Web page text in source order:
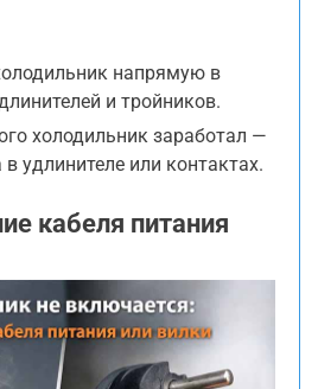
напрямую в
и тройников.
холодильник заработал —
удлинителе или контактах.
кабеля питания